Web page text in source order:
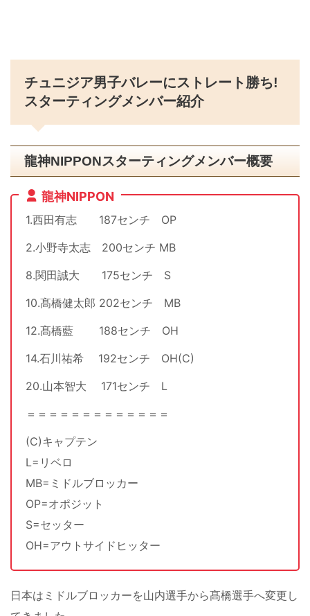
チュニジア男子バレーにストレート勝ち!
スターティングメンバー紹介
龍神NIPPONスターティングメンバー概要
龍神NIPPON
1.西田有志 187センチ OP
2.小野寺太志 200センチ MB
8.関田誠大 175センチ S
10.髙橋健太郎 202センチ MB
12.髙橋藍 188センチ OH
14.石川祐希 192センチ OH(C)
20.山本智大 171センチ L
＝＝＝＝＝＝＝＝＝＝＝＝＝
(C)キャプテン
L=リベロ
MB=ミドルブロッカー
OP=オポジット
S=セッター
OH=アウトサイドヒッター
日本はミドルブロッカーを山内選手から髙橋選手へ変更し